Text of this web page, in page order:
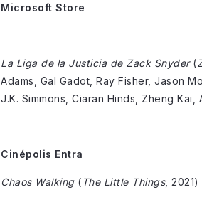
Microsoft Store
La Liga de la Justicia de Zack Snyder(
Adams, Gal Gadot, Ray Fisher, Jason
J.K. Simmons, Ciaran Hinds, Zheng
Cinépolis Entra
Chaos Walking( The Little Things,